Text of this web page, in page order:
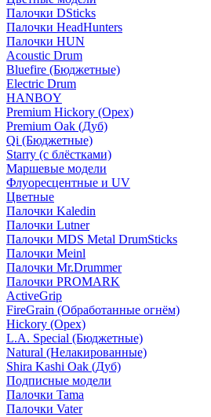
Палочки DSticks
Палочки HeadHunters
Палочки HUN
Acoustic Drum
Bluefire (Бюджетные)
Electric Drum
HANBOY
Premium Hickory (Орех)
Premium Oak (Дуб)
Qi (Бюджетные)
Starry (с блёстками)
Маршевые модели
Флуоресцентные и UV
Цветные
Палочки Kaledin
Палочки Lutner
Палочки MDS Metal DrumSticks
Палочки Meinl
Палочки Mr.Drummer
Палочки PROMARK
ActiveGrip
FireGrain (Обработанные огнём)
Hickory (Орех)
L.A. Special (Бюджетные)
Natural (Нелакированные)
Shira Kashi Oak (Дуб)
Подписные модели
Палочки Tama
Палочки Vater